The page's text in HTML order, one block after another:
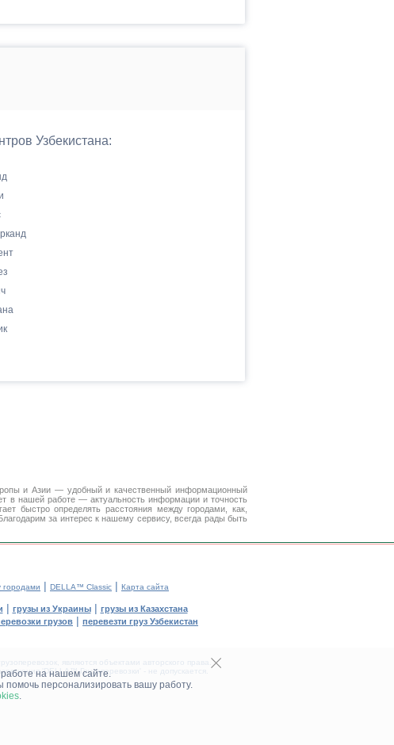
на нашем сайте.
персонализировать вашу работу.
.
Узбекистана:
и Азии — удобный и качественный информационный
в нашей работе — актуальность информации и точность
быстро определять расстояния между городами, как,
за интерес к нашему сервису, всегда рады быть
городами | DELLA™ Classic | Карта сайта
| грузы из Украины| грузы из Казахстана
грузов | перевезти груз Узбекистан
являются объектами авторского права.
'DELLA™ Грузоперевозки' - не допускается.